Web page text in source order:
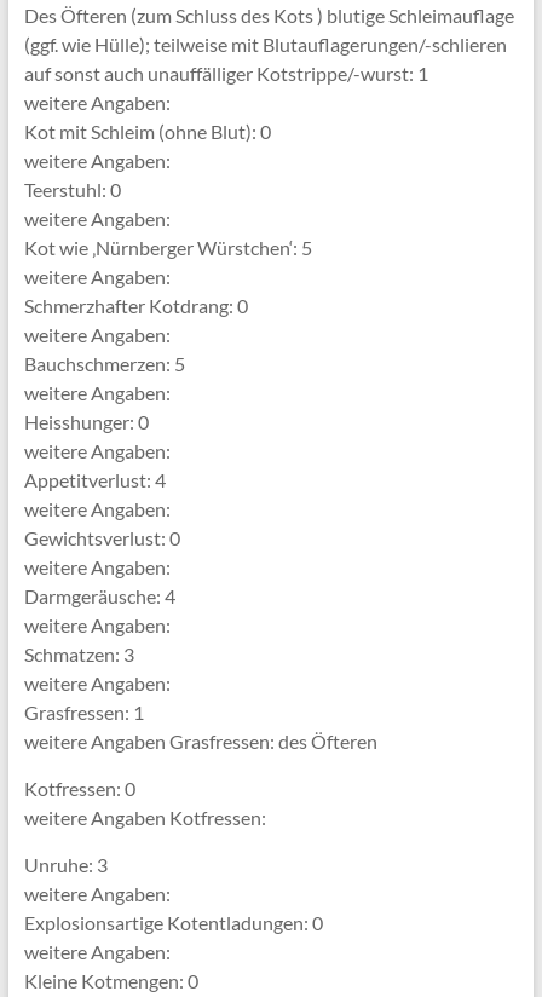
Des Öfteren (zum Schluss des Kots ) blutige Schleimauflage
(ggf. wie Hülle); teilweise mit Blutauflagerungen/-schlieren
auf sonst auch unauffälliger Kotstrippe/-wurst: 1
weitere Angaben:
Kot mit Schleim (ohne Blut): 0
weitere Angaben:
Teerstuhl: 0
weitere Angaben:
Kot wie ‚Nürnberger Würstchen‘: 5
weitere Angaben:
Schmerzhafter Kotdrang: 0
weitere Angaben:
Bauchschmerzen: 5
weitere Angaben:
Heisshunger: 0
weitere Angaben:
Appetitverlust: 4
weitere Angaben:
Gewichtsverlust: 0
weitere Angaben:
Darmgeräusche: 4
weitere Angaben:
Schmatzen: 3
weitere Angaben:
Grasfressen: 1
weitere Angaben Grasfressen: des Öfteren
Kotfressen: 0
weitere Angaben Kotfressen:
Unruhe: 3
weitere Angaben:
Explosionsartige Kotentladungen: 0
weitere Angaben:
Kleine Kotmengen: 0